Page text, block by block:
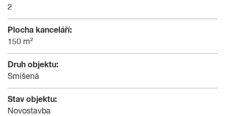
2
Plocha kanceláří:
150 m²
Druh objektu:
Smíšená
Stav objektu:
Novostavba